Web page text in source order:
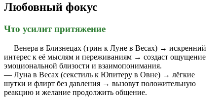
Любовный фокус
Что усилит притяжение
— Венера в Близнецах (трин к Луне в Весах) → искренний
интерес к её мыслям и переживаниям → создаст ощущение
эмоциональной близости и взаимопонимания.
— Луна в Весах (секстиль к Юпитеру в Овне) → лёгкие
шутки и флирт без давления → вызовут положительную
реакцию и желание продолжить общение.